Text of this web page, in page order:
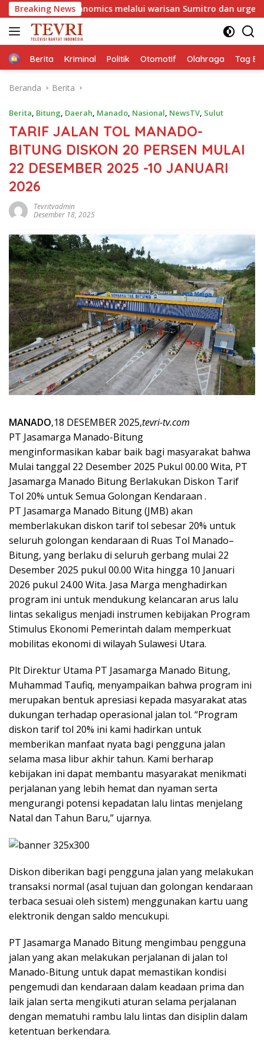
Langsung
ke
konten
Breaking News
melalui warisan Sumitro dan urgensi UU
HomeBerita Kriminal Politik Otomotif Olahraga Tag
Beranda Berita
Berita, Bitung, Daerah, Manado, Nasional, NewsTV, Sulut
TARIF JALAN TOL MANADO-
BITUNG DISKON 20 PERSEN MULAI
22 DESEMBER 2025 -10 JANUARI
2026
Tevritvadmin
Desember 18, 2025
MANADO,18 DESEMBER 2025,tevri-tv.com
PT Jasamarga Manado-Bitung
menginformasikan kabar baik bagi masyarakat bahwa
Mulai tanggal 22 Desember 2025 Pukul 00.00 Wita, PT
Jasamarga Manado Bitung Berlakukan Diskon Tarif
Tol 20% untuk Semua Golongan Kendaraan .
PT Jasamarga Manado Bitung (JMB) akan
memberlakukan diskon tarif tol sebesar 20% untuk
seluruh golongan kendaraan di Ruas Tol Manado–
Bitung, yang berlaku di seluruh gerbang mulai 22
Desember 2025 pukul 00.00 Wita hingga 10 Januari
2026 pukul 24.00 Wita. Jasa Marga menghadirkan
program ini untuk mendukung kelancaran arus lalu
lintas sekaligus menjadi instrumen kebijakan Program
Stimulus Ekonomi Pemerintah dalam memperkuat
mobilitas ekonomi di wilayah Sulawesi Utara.
Plt Direktur Utama PT Jasamarga Manado Bitung,
Muhammad Taufiq, menyampaikan bahwa program ini
merupakan bentuk apresiasi kepada masyarakat atas
dukungan terhadap operasional jalan tol. “Program
diskon tarif tol 20% ini kami hadirkan untuk
memberikan manfaat nyata bagi pengguna jalan
selama masa libur akhir tahun. Kami berharap
kebijakan ini dapat membantu masyarakat menikmati
perjalanan yang lebih hemat dan nyaman serta
mengurangi potensi kepadatan lalu lintas menjelang
Natal dan Tahun Baru,” ujarnya.
Diskon diberikan bagi pengguna jalan yang melakukan
transaksi normal (asal tujuan dan golongan kendaraan
terbaca sesuai oleh sistem) menggunakan kartu uang
elektronik dengan saldo mencukupi.
PT Jasamarga Manado Bitung mengimbau pengguna
jalan yang akan melakukan perjalanan di jalan tol
Manado-Bitung untuk dapat memastikan kondisi
pengemudi dan kendaraan dalam keadaan prima dan
laik jalan serta mengikuti aturan selama perjalanan
dengan mematuhi rambu lalu lintas dan disiplin dalam
ketentuan berkendara.